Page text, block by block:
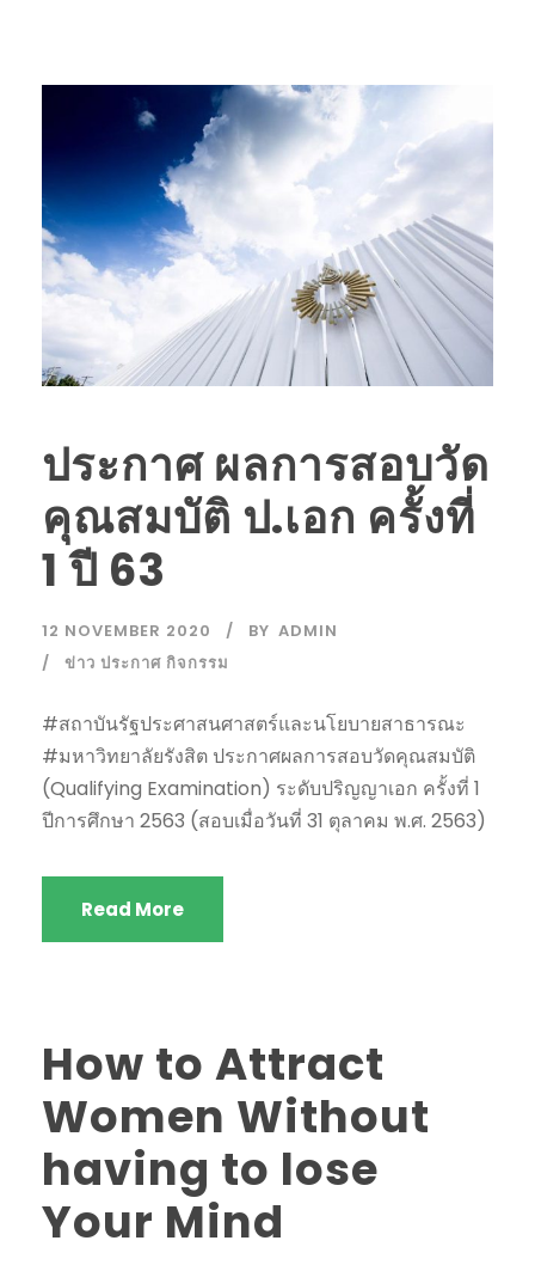
ประกาศ ผลการสอบวัด
คุณสมบัติ ป.เอก ครั้งที่
1 ปี 63
12 NOVEMBER 2020 BY ADMIN
ข่าว ประกาศ กิจกรรม
#สถาบันรัฐประศาสนศาสตร์และนโยบายสาธารณะ
#มหาวิทยาลัยรังสิต ประกาศผลการสอบวัดคุณสมบัติ
(Qualifying Examination) ระดับปริญญาเอก ครั้งที่ 1
ปีการศึกษา 2563 (สอบเมื่อวันที่ 31 ตุลาคม พ.ศ. 2563)
Read More
How to Attract
Women Without
having to lose
Your Mind